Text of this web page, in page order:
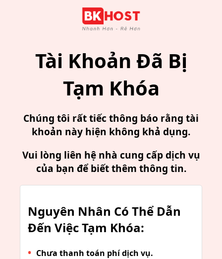
Tài Khoản Đã Bị
Tạm Khóa
Chúng tôi rất tiếc thông báo rằng tài
khoản này hiện không khả dụng.
Vui lòng liên hệ nhà cung cấp dịch vụ
của bạn để biết thêm thông tin.
Nguyên Nhân Có Thể Dẫn
Đến Việc Tạm Khóa:
Chưa thanh toán phí dịch vụ.